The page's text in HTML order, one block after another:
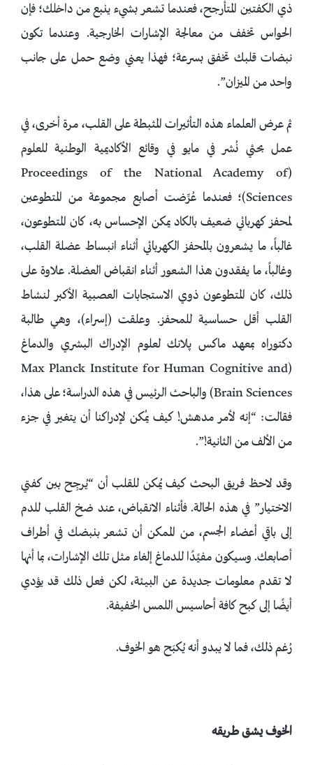
ذي الكفتين المتأرجح، فعندما تشعر بشيء ينبع من داخلك؛ فإن
الحواس تخفف من معالجة الإشارات الخارجية. وعندما تكون
نبضات قلبك تخفق بسرعة؛ فهذا يعني وضع حمل على جانب
واحد من الميزان”.
ثم عرض العلماء هذه التأثيرات المثبطة على القلب، مرة أخرى، في
عمل بحثي نُشر في مايو في وقائع الأكاديمية الوطنية للعلوم
(Proceedings of the National Academy of
Sciences)؛ فعندما عُرِّضت أصابع مجموعة من المتطوعين
لمحفز كهربائي ضعيف بالكاد يمكن الإحساس به، كان المتطوعون،
غالباً، ما يشعرون بالمحفز الكهربائي أثناء انبساط عضلة القلب،
وغالباً، ما يفقدون هذا الشعور أثناء انقباض العضلة. علاوة على
ذلك، كان المتطوعون ذوي الاستجابات العصبية الأكبر لنشاط
القلب أقل حساسية للمحفز. وعلقت (إسراء)، وهي طالبة
دكتوراه بمعهد ماكس پلانك لعلوم الإدراك البشري والدماغ
(Max Planck Institute for Human Cognitive and
Brain Sciences) والباحث الرئيس في هذه الدراسة؛ على هذا،
فقالت: “إنه لأمر مدهش! كيف يمُكن لإدراكنا أن يتغير في جزء
من الألف من الثانية!”.
وقد لاحظ فريق البحث كيف يُمكن للقلب أن “يُرجِح بين كفتي
الاختيار” في هذه الحالة. فأثناء الانقباض، عند ضخ القلب للدم
إلى باقي أعضاء الجسم، من الممكن أن تشعر بنبضك في أطراف
أصابعك. وسيكون مفيًدًا للدماغ إلغاء مثل تلك الإشارات، بما أنها
لا تقدم معلومات جديدة عن البيئة، لكن فعل ذلك قد يؤدي
أيضًا إلى كبح كافة أحاسيس اللمس الخفيفة.
رُغم ذلك، فما لا يبدو أنه يُكبَح هو الخوف.
الخوف يشق طريقه